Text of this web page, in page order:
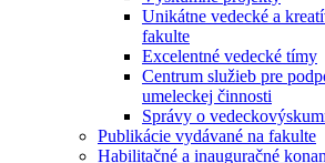
Unikátne vedecké a
fakulte
Excelentné vedecké tímy
Centrum služieb pre
umeleckej činnosti
Správy o
Publikácie vydávané na fakulte
Habilitačné a inauguračné